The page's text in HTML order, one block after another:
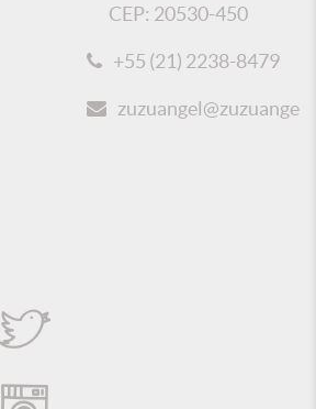
CEP: 20530-450
+55 (21) 2238-8479